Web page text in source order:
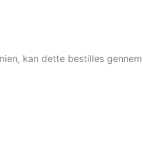
kan dette bestilles